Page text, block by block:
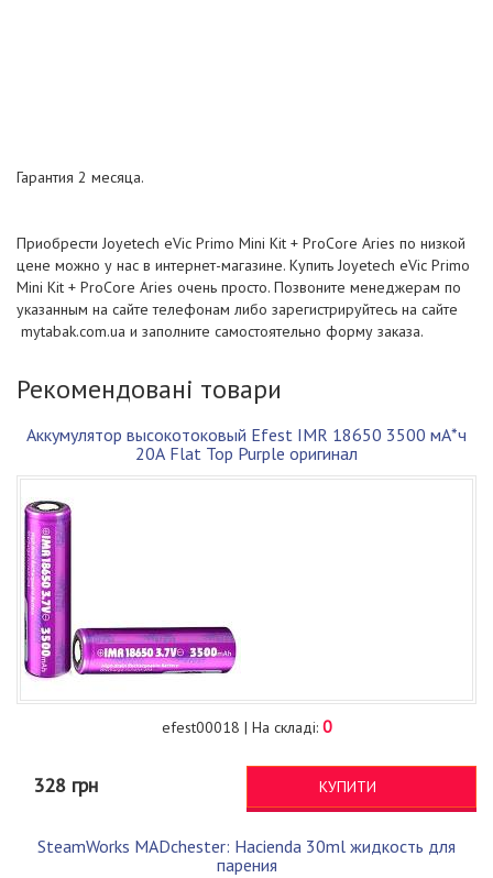
Гарантия 2 месяца.
Приобрести Joyetech eVic Primo Mini Kit + ProCore Aries по низкой
цене можно у нас в интернет-магазине. Купить Joyetech eVic Primo
Mini Kit + ProCore Aries очень просто. Позвоните менеджерам по
указанным на сайте телефонам либо зарегистрируйтесь на сайте
mytabak.com.ua и заполните самостоятельно форму заказа.
Рекомендовані товари
Аккумулятор высокотоковый Efest IMR 18650 3500 мА*ч
20А Flat Top Purple оригинал
efest00018 | На складі: 0
328 грн КУПИТИ
SteamWorks MADchester: Hacienda 30ml жидкость для
парения